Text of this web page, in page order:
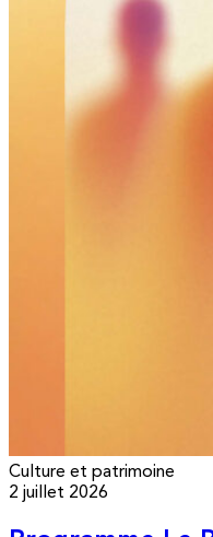
Culture et patrimoine
2 juillet 2026